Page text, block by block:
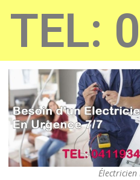
TEL:
Électricien